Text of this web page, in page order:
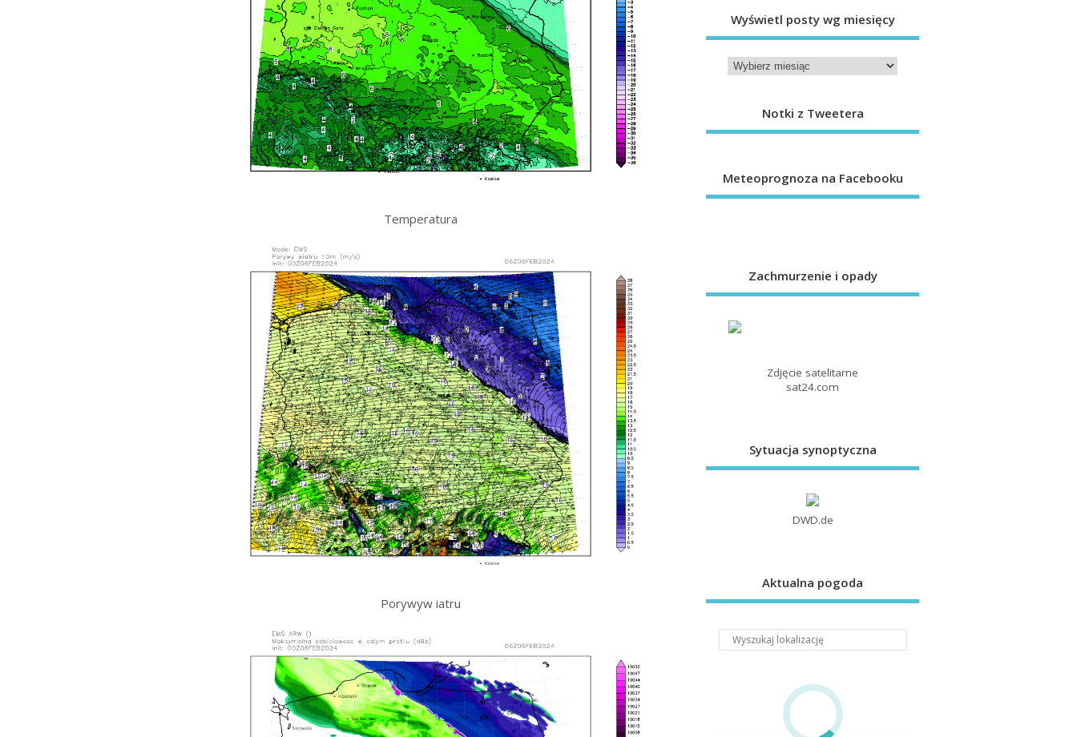
Temperatura
Porywyw iatru
Wyświetl posty wg miesięcy
Notki z Tweetera
Meteoprognoza na Facebooku
Zachmurzenie i opady
Zdjęcie satelitarne
sat24.com
Sytuacja synoptyczna
DWD.de
Aktualna pogoda